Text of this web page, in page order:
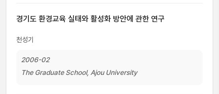
경기도 환경교육 실태와 활성화 방안에 관한 연구
천성기
2006-02
The Graduate School, Ajou University